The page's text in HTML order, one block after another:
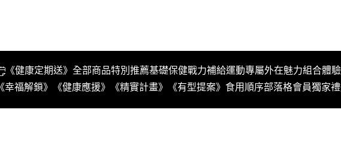
《健康定期送》 全部商品特別推薦基礎保健戰力補給運動專屬外在魅力組合體驗
幸福解鎖》
《健康應援》 《精實計畫》 《有型提案》 食用順序部落格會員獨家